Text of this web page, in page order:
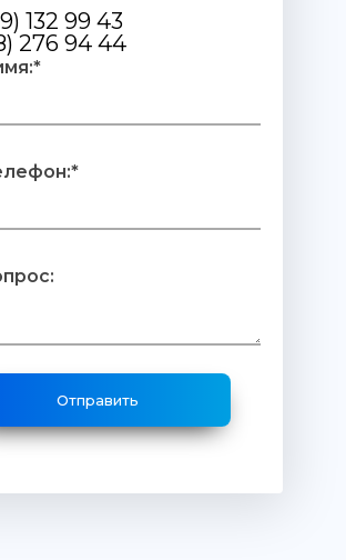
132 99 43
276 94 44